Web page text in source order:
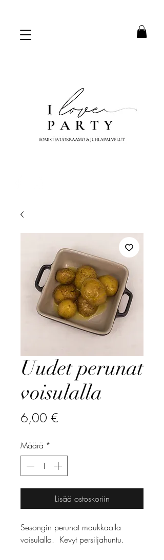
Uudet perunat
voisulalla
6,00 €
Määrä *
Lisää ostoskoriin
Sesongin perunat maukkaalla
voisulalla. Kevyt persiljahuntu.